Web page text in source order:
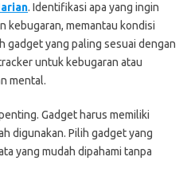
. Identifikasi apa yang ingin
kebugaran, memantau kondisi
gadget yang paling sesuai dengan
untuk kebugaran atau
mental.
Gadget harus memiliki
digunakan. Pilih gadget yang
yang mudah dipahami tanpa